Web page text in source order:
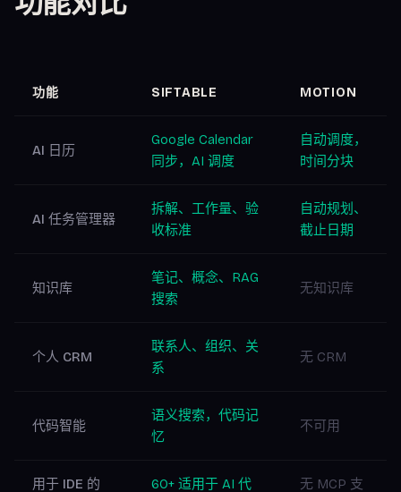
功能 SIFTABLE MOTION
AI 日历
Google Calendar
同步，AI 调度
自动调度，
时间分块
AI 任务管理器
拆解、工作量、验
收标准
自动规划、
截止日期
知识库
笔记、概念、RAG
搜索
无知识库
个人 CRM
联系人、组织、关
系
无 CRM
代码智能
语义搜索，代码记
忆
不可用
用于 IDE 的
60+ 适用于 AI 代
无 MCP 支